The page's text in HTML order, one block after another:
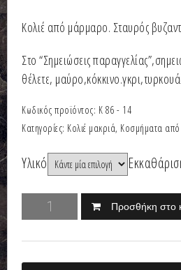
Κολιέ από μάρμαρο. Σταυρός
Στο “Σημειώσεις
θέλετε,
Κωδικός προϊόντος: Κ 86 - 14
Κατηγορίες: Κολιέ μακριά, Κοσμήματα
Υλικό
Προσθήκη στο